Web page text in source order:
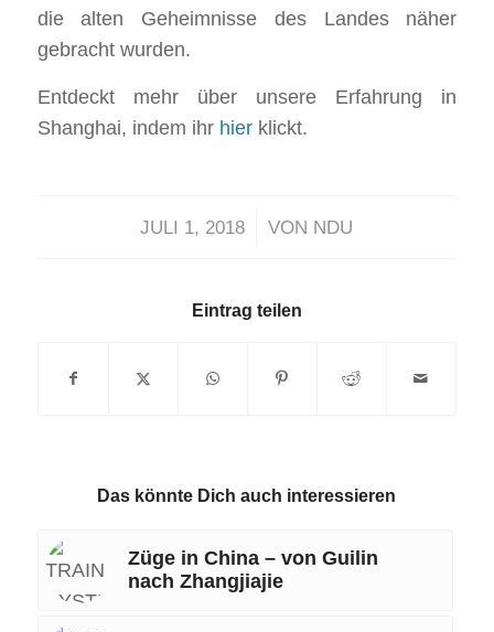
die alten Geheimnisse des Landes näher
gebracht wurden.
Entdeckt mehr über unsere Erfahrung in
Shanghai, indem ihr hierklickt.
JULI 1, 2018
/ VON NDU
Eintrag teilen
Das könnte Dich auch interessieren
Züge in China – von Guilin
nach Zhangjiajie